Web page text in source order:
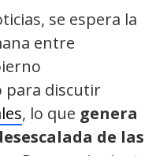
se espera la
entre
para discutir
, lo que genera
de las